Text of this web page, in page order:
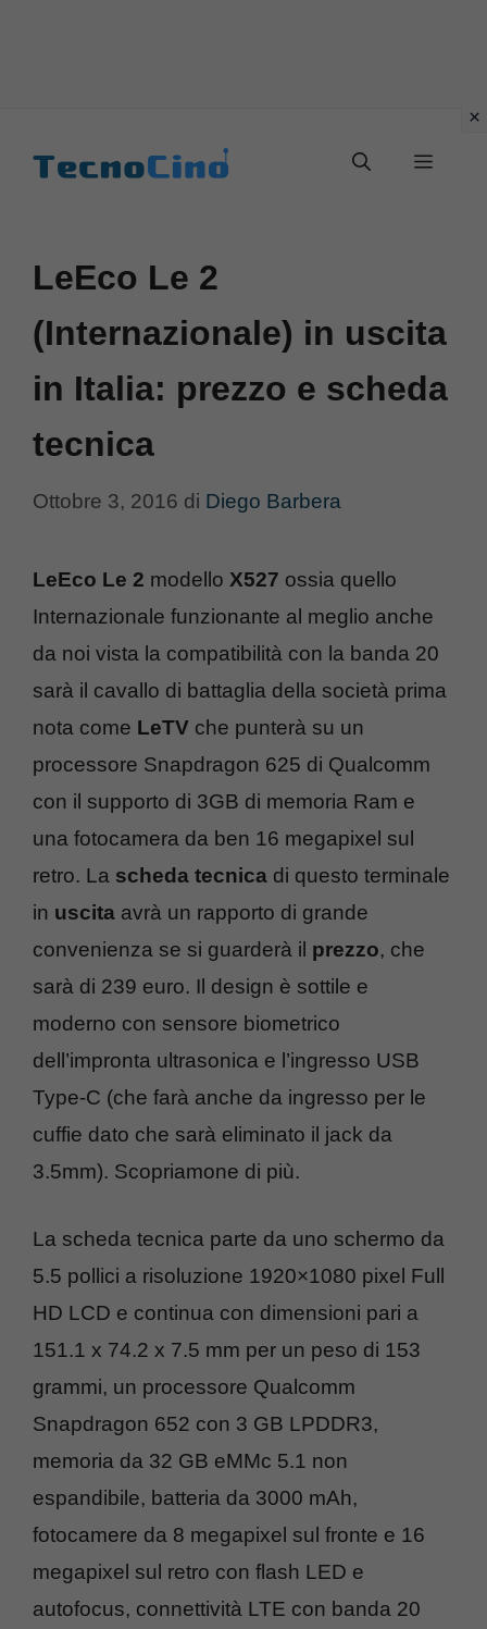
Menu
LeEco Le 2
(Internazionale) in uscita
in Italia: prezzo e scheda
tecnica
Ottobre 3, 2016 di Diego Barbera
LeEco Le 2 modello X527 ossia quello
Internazionale funzionante al meglio anche
da noi vista la compatibilità con la banda 20
sarà il cavallo di battaglia della società prima
nota come LeTV che punterà su un
processore Snapdragon 625 di Qualcomm
con il supporto di 3GB di memoria Ram e
una fotocamera da ben 16 megapixel sul
retro. La scheda tecnica di questo terminale
in uscita avrà un rapporto di grande
convenienza se si guarderà il prezzo, che
sarà di 239 euro. Il design è sottile e
moderno con sensore biometrico
dell’impronta ultrasonica e l’ingresso USB
Type-C (che farà anche da ingresso per le
cuffie dato che sarà eliminato il jack da
3.5mm). Scopriamone di più.
La scheda tecnica parte da uno schermo da
5.5 pollici a risoluzione 1920×1080 pixel Full
HD LCD e continua con dimensioni pari a
151.1 x 74.2 x 7.5 mm per un peso di 153
grammi, un processore Qualcomm
Snapdragon 652 con 3 GB LPDDR3,
memoria da 32 GB eMMc 5.1 non
espandibile, batteria da 3000 mAh,
fotocamere da 8 megapixel sul fronte e 16
megapixel sul retro con flash LED e
autofocus, connettività LTE con banda 20